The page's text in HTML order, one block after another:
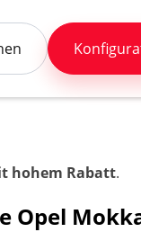
hohem Rabatt.